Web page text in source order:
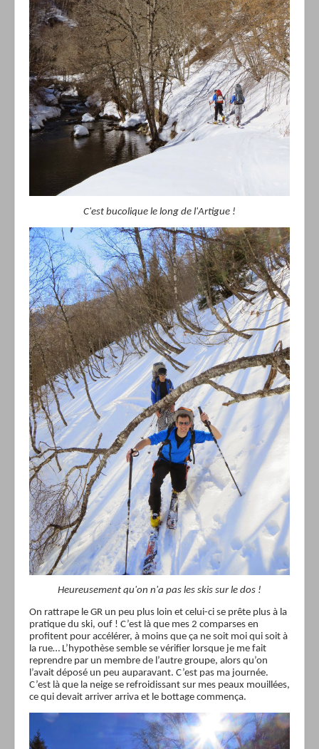
C'est bucolique le long de l'Artigue !
Heureusement qu'on n'a pas les skis sur le dos !
On rattrape le GR un peu plus loin et celui-ci se prête plus à la
pratique du ski, ouf ! C’est là que mes 2 comparses en
profitent pour accélérer, à moins que ça ne soit moi qui soit à
la rue… L’hypothèse semble se vérifier lorsque je me fait
reprendre par un membre de l’autre groupe, alors qu’on
l’avait déposé un peu auparavant. C’est pas ma journée.
C’est là que la neige se refroidissant sur mes peaux mouillées,
ce qui devait arriver arriva et le bottage commença.